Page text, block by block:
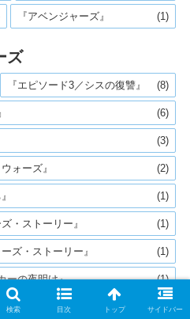
『アベンジャーズ』 (1)
ズ
『エピソード3／シスの復讐』 (8)
(6)
(3)
ォーズ』 (2)
(1)
・ストーリー』 (1)
ズ・ストーリー』 (1)
ーの夜明け』 (1)
』 (1)
検索 目次 トップ サイドバー